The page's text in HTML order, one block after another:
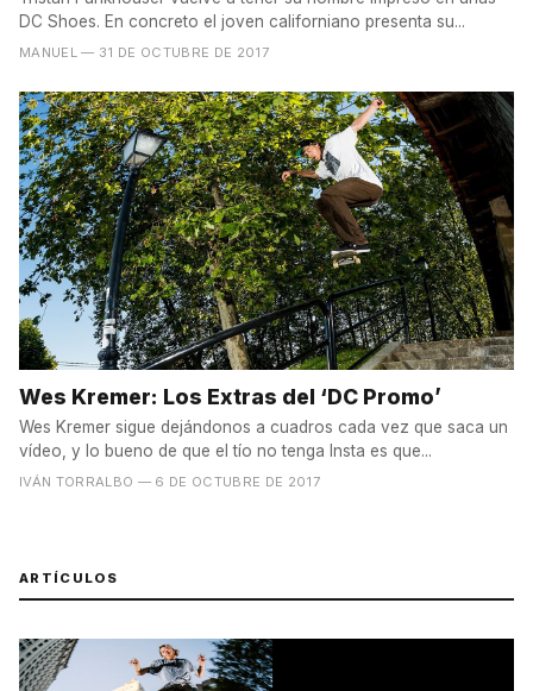
DC Shoes. En concreto el joven californiano presenta su...
MANUEL — 31 DE OCTUBRE DE 2017
Wes Kremer: Los Extras del ‘DC Promo’
Wes Kremer sigue dejándonos a cuadros cada vez que saca un
vídeo, y lo bueno de que el tío no tenga Insta es que...
IVÁN TORRALBO — 6 DE OCTUBRE DE 2017
ARTÍCULOS